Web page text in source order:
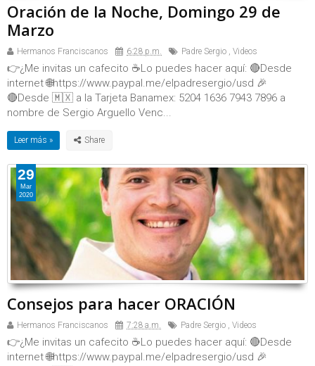
Oración de la Noche, Domingo 29 de
Marzo
Hermanos Franciscanos 6:28 p.m. Padre Sergio , Videos
👉¿Me invitas un cafecito ☕Lo puedes hacer aquí: 🔴Desde
internet 🌐https://www.paypal.me/elpadresergio/usd 🎉
🔴Desde 🇲🇽 a la Tarjeta Banamex: 5204 1636 7943 7896 a
nombre de Sergio Arguello Venc...
Leer más »
Consejos para hacer ORACIÓN
Hermanos Franciscanos 7:28 a.m. Padre Sergio , Videos
👉¿Me invitas un cafecito ☕Lo puedes hacer aquí: 🔴Desde
internet 🌐https://www.paypal.me/elpadresergio/usd 🎉
29
Mar
2020